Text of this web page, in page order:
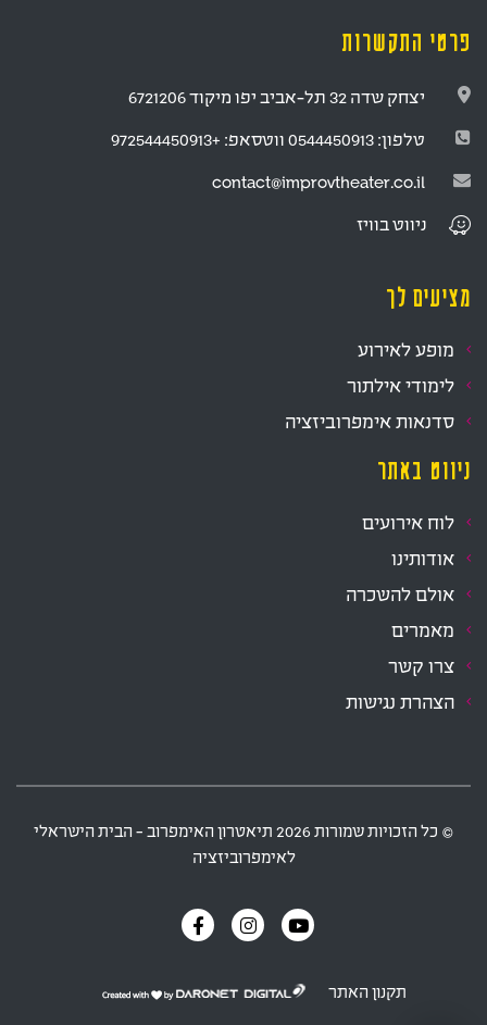
פרטי התקשרות
יצחק שדה 32 תל-אביב יפו מיקוד 6721206
טלפון: 0544450913 ווטסאפ: +972544450913
contact@improvtheater.co.il
ניווטבוויז
מציעים לך
מופע לאירוע
לימודי אילתור
סדנאות אימפרוביזציה
ניווט באתר
לוח אירועים
אודותינו
אולם להשכרה
מאמרים
צרו קשר
הצהרת נגישות
‫© כל הזכויות שמורות 2026 תיאטרון האימפרוב - הבית הישראלי
לאימפרוביזציה
תקנון האתר
דרונט